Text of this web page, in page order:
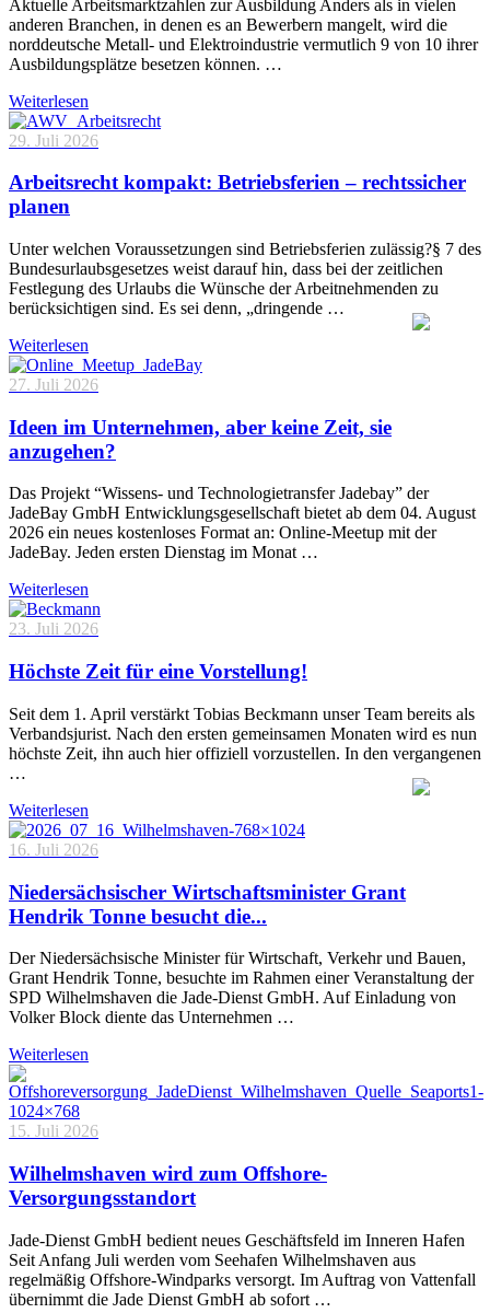
Aktuelle Arbeitsmarktzahlen zur Ausbildung Anders als in vielen
anderen Branchen, in denen es an Bewerbern mangelt, wird die
norddeutsche Metall- und Elektroindustrie vermutlich 9 von 10 ihrer
Ausbildungsplätze besetzen können. …
Weiterlesen
29. Juli 2026
Arbeitsrecht kompakt: Betriebsferien – rechtssicher
planen
Unter welchen Voraussetzungen sind Betriebsferien zulässig?§ 7 des
Bundesurlaubsgesetzes weist darauf hin, dass bei der zeitlichen
Festlegung des Urlaubs die Wünsche der Arbeitnehmenden zu
berücksichtigen sind. Es sei denn, „dringende …
Weiterlesen
27. Juli 2026
Ideen im Unternehmen, aber keine Zeit, sie
anzugehen?
Das Projekt “Wissens- und Technologietransfer Jadebay” der
JadeBay GmbH Entwicklungsgesellschaft bietet ab dem 04. August
2026 ein neues kostenloses Format an: Online-Meetup mit der
JadeBay. Jeden ersten Dienstag im Monat …
Weiterlesen
23. Juli 2026
Höchste Zeit für eine Vorstellung!
Seit dem 1. April verstärkt Tobias Beckmann unser Team bereits als
Verbandsjurist. Nach den ersten gemeinsamen Monaten wird es nun
höchste Zeit, ihn auch hier offiziell vorzustellen. In den vergangenen
…
Weiterlesen
16. Juli 2026
Niedersächsischer Wirtschaftsminister Grant
Hendrik Tonne besucht die...
Der Niedersächsische Minister für Wirtschaft, Verkehr und Bauen,
Grant Hendrik Tonne, besuchte im Rahmen einer Veranstaltung der
SPD Wilhelmshaven die Jade-Dienst GmbH. Auf Einladung von
Volker Block diente das Unternehmen …
Weiterlesen
15. Juli 2026
Wilhelmshaven wird zum Offshore-
Versorgungsstandort
Jade-Dienst GmbH bedient neues Geschäftsfeld im Inneren Hafen
Seit Anfang Juli werden vom Seehafen Wilhelmshaven aus
regelmäßig Offshore-Windparks versorgt. Im Auftrag von Vattenfall
übernimmt die Jade Dienst GmbH ab sofort …